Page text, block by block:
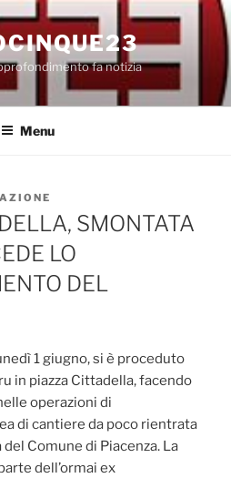
fa notizia
Menu
SMONTATA
LO
DEL
1 giugno, si è proceduto
in piazza Cittadella, facendo
operazioni di
di cantiere da poco rientrata
Comune di Piacenza. La
dell’ormai ex